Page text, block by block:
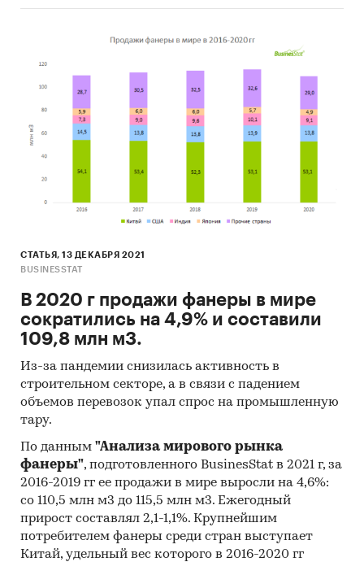
поставок:
и зарубежных поставщиков
- Рейтинг ведущих украинских экспортеров и
зарубежных покупателей
Единицы измерения:
Количественные показатели в отчете
рассчитаны в тоннах, стоимостные - в
долларах и гривнах
География исследования:
Украина, регионы Украины, страны мира
Категории: СНГ /
Фанера
СТАТЬЯ, 13 ДЕКАБРЯ 2021
BUSINESSTAT
В 2020 г продажи фанеры в мире
сократились на 4,9% и составили
109,8 млн м3.
Из-за пандемии снизилась активность в
строительном секторе, а в связи с падением
объемов перевозок упал спрос на промышленную
тару.
По данным "Анализа мирового рынка
фанеры", подготовленного BusinesStat в 2021 г, за
2016-2019 гг ее продажи в мире выросли на 4,6%:
со 110,5 млн м3 до 115,5 млн м3. Ежегодный
прирост составлял 2,1-1,1%. Крупнейшим
потребителем фанеры среди стран выступает
Китай, удельный вес которого в 2016-2020 гг